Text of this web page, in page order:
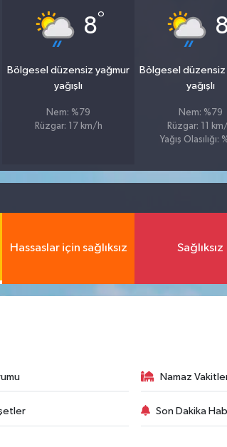
8°
Bölgesel düzensiz yağmur
yağışlı
Nem: %79
Rüzgar: 17 km/h
Bölgesel düzensiz
yağışlı
Nem: %79
Rüzgar: 11
Yağış Olasılığı:
Hassaslar için sağlıksız Sağlıksız
Namaz
Son Dakika